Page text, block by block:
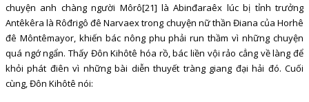
chuyện anh chàng người Môrô[21] là Abinđaraêx lúc bị tỉnh trưởng
Antêkêra là Rôđrigô đê Narvaex trong chuyện nữ thần Điana của Horhê
đê Môntêmayor, khiến bác nông phu phải run thầm vì những chuyện
quá ngớ ngẩn. Thấy Đôn Kihôtê hóa rồ, bác liền vội rảo cẳng về làng để
khỏi phát điên vì những bài diễn thuyết tràng giang đại hải đó. Cuối
cùng, Đôn Kihôtê nói: